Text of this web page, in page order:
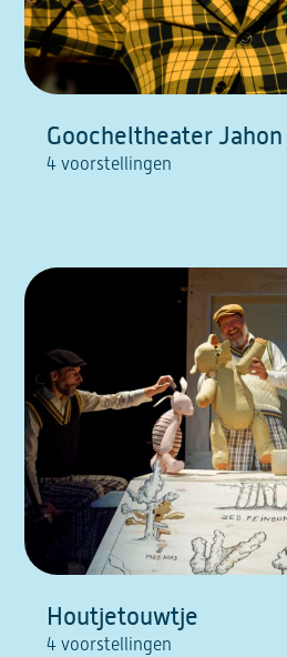
Goocheltheater Jahon
4 voorstellingen
Houtjetouwtje
4 voorstellingen